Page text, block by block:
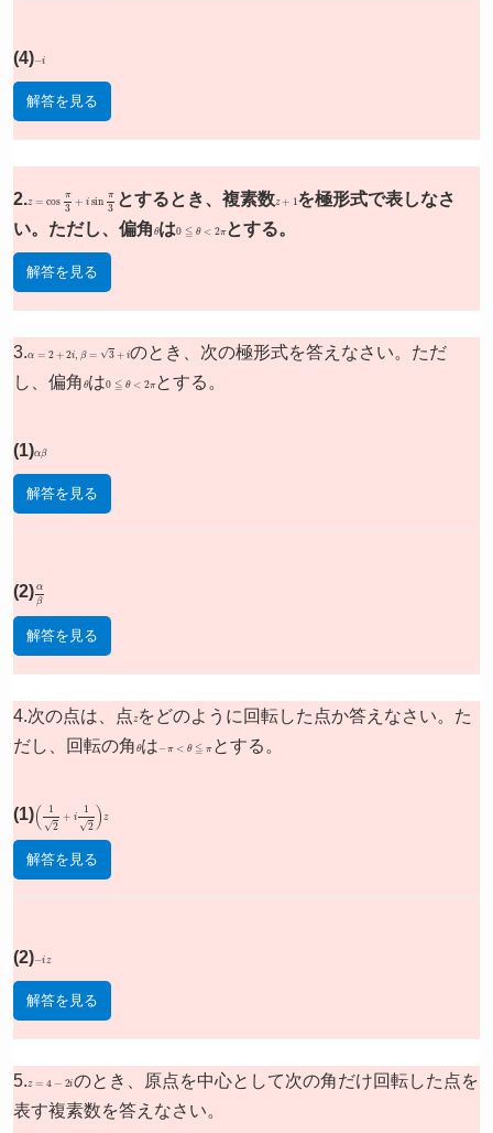
(4)
解答を見る
2. π3 sin π3 とするとき、複素数z
を極形式で表しなさ
い。ただし、偏角 θは0 ≦θ < π とする。
解答を見る
3. + β = 3+
のとき、次の極形式を答えなさい。ただ
し、偏角 θは0 ≦θ < π とする。
(1) β
解答を見る
(2)αβ
解答を見る
4.次の点は、点 をどのように回転した点か答えなさい。た
だし、回転の角 θは ≦ π とする。
(1)(1 2+ )
解答を見る
(2) z
解答を見る
5. −
のとき、原点を中心として次の角だけ回転した点を
表す複素数を答えなさい。